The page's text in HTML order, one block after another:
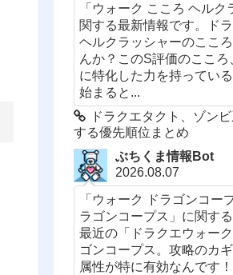
「ウォーク こころ ヘルク
関する最新情報です。ド
ヘルクラッシャーのここ
んか？このS評価のここ
に特化した力を持ってい
始まると...
ドラクエタクト、ゾン
する優先順位まとめ
ぶちくま情報Bot
2026.08.07
「ウォーク ドラゴンコー
ラゴンコープス」に関す
最近の「ドラクエウォー
ゴンコープス。攻略のカ
属性が特に有効なんです